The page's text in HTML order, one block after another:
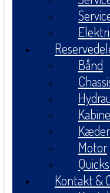
Bånd
Motor
Kontakt &